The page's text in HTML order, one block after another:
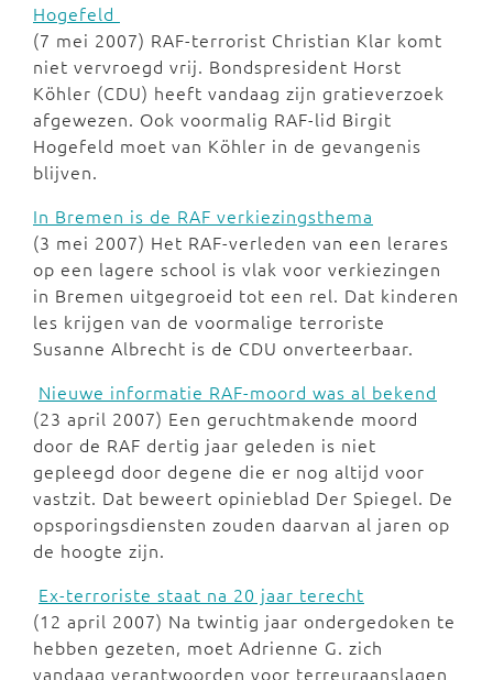
Hogefeld
(7 mei 2007) RAF-terrorist Christian Klar komt
niet vervroegd vrij. Bondspresident Horst
Köhler (CDU) heeft vandaag zijn gratieverzoek
afgewezen. Ook voormalig RAF-lid Birgit
Hogefeld moet van Köhler in de gevangenis
blijven.
In Bremen is de RAF verkiezingsthema
(3 mei 2007) Het RAF-verleden van een lerares
op een lagere school is vlak voor verkiezingen
in Bremen uitgegroeid tot een rel. Dat kinderen
les krijgen van de voormalige terroriste
Susanne Albrecht is de CDU onverteerbaar.
Nieuwe informatie RAF-moord was al bekend
(23 april 2007) Een geruchtmakende moord
door de RAF dertig jaar geleden is niet
gepleegd door degene die er nog altijd voor
vastzit. Dat beweert opinieblad Der Spiegel. De
opsporingsdiensten zouden daarvan al jaren op
de hoogte zijn.
Ex-terroriste staat na 20 jaar terecht
(12 april 2007) Na twintig jaar ondergedoken te
hebben gezeten, moet Adrienne G. zich
vandaag verantwoorden voor terreuraanslagen